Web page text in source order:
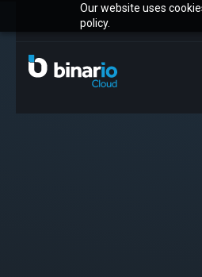
Our website uses
policy.